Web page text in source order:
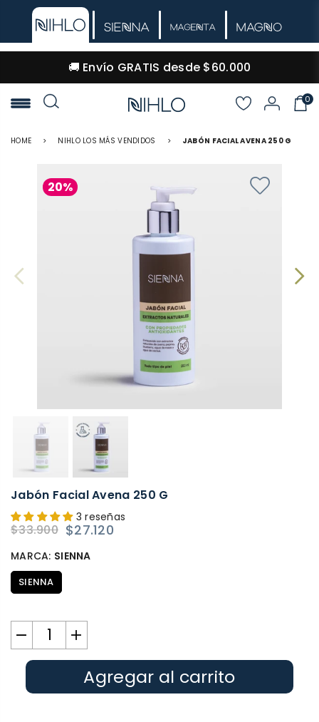
🚚 Envío GRATIS desde $60.000
NIHLO
0
HOME > NIHLO LOS MÁS VENDIDOS > JABÓN FACIAL AVENA 250 G
20%
Jabón Facial Avena 250 G
3 reseñas
Precio
habitual
$33.900 $27.120
MARCA: SIENNA
SIENNA
Agregar al carrito